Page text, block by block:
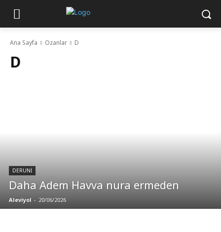
Ana Sayfa Ozanlar D
D
DERUNI
Daha Adem Havva nura ermeden
Aleviyol - 20/06/2026